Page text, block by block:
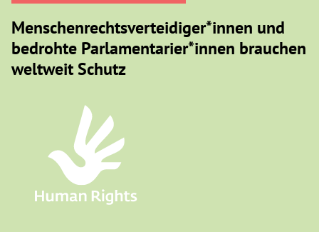
Menschenrechtsverteidiger*innen und
bedrohte Parlamentarier*innen brauchen
weltweit Schutz